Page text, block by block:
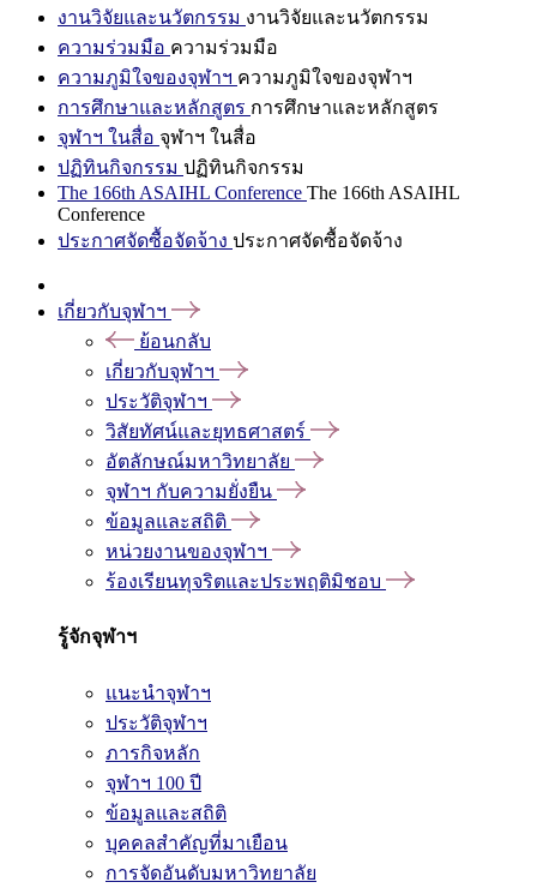
งานวิจัยและนวัตกรรม งานวิจัยและนวัตกรรม
ความร่วมมือ ความร่วมมือ
ความภูมิใจของจุฬาฯ ความภูมิใจของจุฬาฯ
การศึกษาและหลักสูตร การศึกษาและหลักสูตร
จุฬาฯ ในสื่อ จุฬาฯ ในสื่อ
ปฏิทินกิจกรรม ปฏิทินกิจกรรม
The 166th ASAIHL Conference The 166th ASAIHL
Conference
ประกาศจัดซื้อจัดจ้าง ประกาศจัดซื้อจัดจ้าง
เกี่ยวกับจุฬาฯ
ย้อนกลับ
เกี่ยวกับจุฬาฯ
ประวัติจุฬาฯ
วิสัยทัศน์และยุทธศาสตร์
อัตลักษณ์มหาวิทยาลัย
จุฬาฯ กับความยั่งยืน
ข้อมูลและสถิติ
หน่วยงานของจุฬาฯ
ร้องเรียนทุจริตและประพฤติมิชอบ
รู้จักจุฬาฯ
แนะนำจุฬาฯ
ประวัติจุฬาฯ
ภารกิจหลัก
จุฬาฯ 100 ปี
ข้อมูลและสถิติ
บุคคลสำคัญที่มาเยือน
การจัดอันดับมหาวิทยาลัย